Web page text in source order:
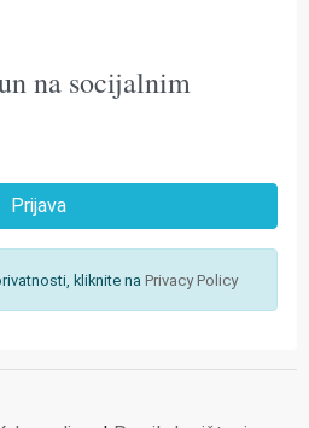
na socijalnim
Prijava
kliknite na Privacy Policy